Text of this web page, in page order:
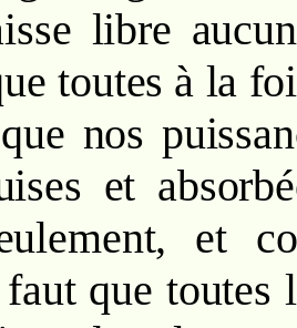
libre
toutes à la
nos
et
et
que toutes